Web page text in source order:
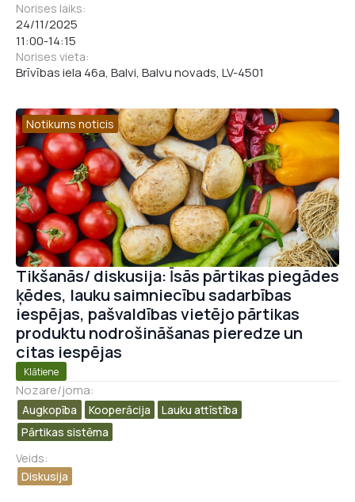
Norises laiks:
24/11/2025
11:00-14:15
Norises vieta:
Brīvības iela 46a, Balvi, Balvu novads, LV-4501
Notikums noticis
Tikšanās/ diskusija: Īsās pārtikas piegādes
ķēdes, lauku saimniecību sadarbības
iespējas, pašvaldības vietējo pārtikas
produktu nodrošināšanas pieredze un
citas iespējas
Klātiene
Nozare/joma:
Augkopība Kooperācija
Lauku attīstība
Pārtikas sistēma
Veids:
Diskusija